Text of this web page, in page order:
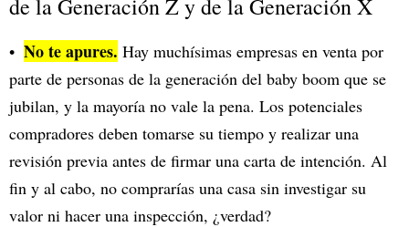
de la Generación Z y de la Generación X
No te apures. Hay muchísimas empresas en venta por
parte de personas de la generación del baby boom que se
jubilan, y la mayoría no vale la pena. Los potenciales
compradores deben tomarse su tiempo y realizar una
revisión previa antes de firmar una carta de intención. Al
fin y al cabo, no comprarías una casa sin investigar su
valor ni hacer una inspección, ¿verdad?